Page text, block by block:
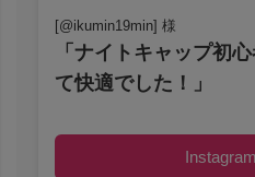
[@ikumin19min] 様
「ナイトキャップ初
て快適でした！」